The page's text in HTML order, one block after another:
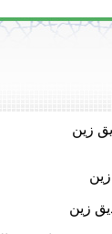
زین
زین